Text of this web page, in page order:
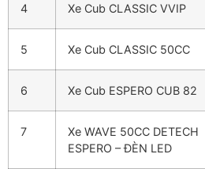
4 Xe Cub CLASSIC VVIP
5 Xe Cub CLASSIC 50CC
6 Xe Cub ESPERO CUB 82
7
Xe WAVE 50CC DETECH
ESPERO – ĐÈN LED